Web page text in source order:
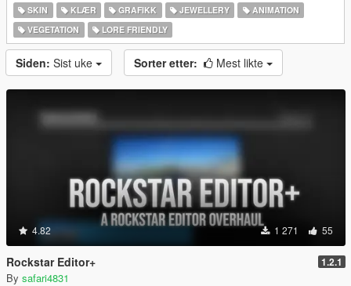
SKIN
KLÆR GRAFIKK JEWELLERY
ANIMATION
VEGETATION
LORE FRIENDLY
Siden: Sist uke Sorter etter: Mest likte
4.82 1 271 55
Rockstar Editor+ 1.2.1
By safari4831